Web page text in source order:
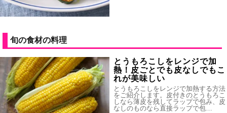
旬の食材の料理
とうもろこしをレンジで加
熱！皮ごとでも皮なしでもこ
れが美味しい
とうもろこしをレンジで加熱する方法
をご紹介します。皮付きのとうもろこ
しなら薄皮を残してラップで包み、皮
なしのものなら直接ラップで包…